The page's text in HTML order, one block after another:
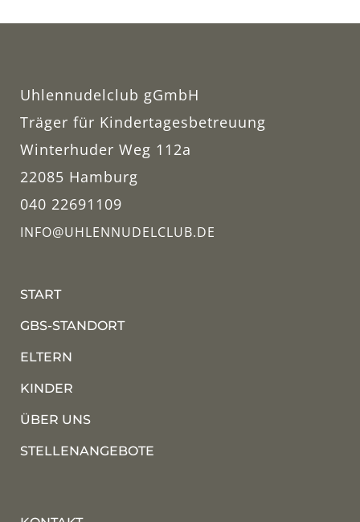
Uhlennudelclub gGmbH
Träger für Kindertagesbetreuung
Winterhuder Weg 112a
22085 Hamburg
040 22691109
INFO@UHLENNUDELCLUB.DE
START
GBS-STANDORT
ELTERN
KINDER
ÜBER UNS
STELLENANGEBOTE